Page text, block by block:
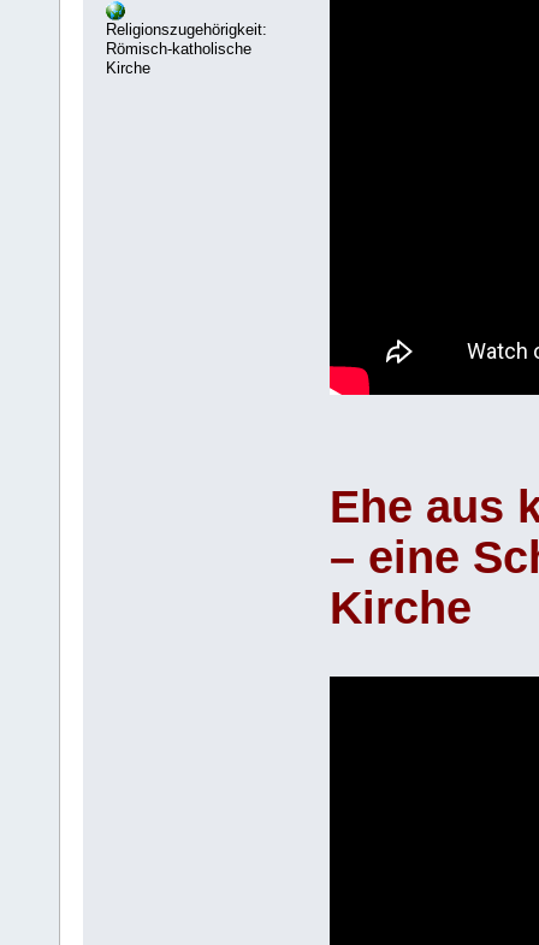
Religionszugehörigkeit:
Römisch-katholische
Kirche
Ehe aus
– eine
Kirche